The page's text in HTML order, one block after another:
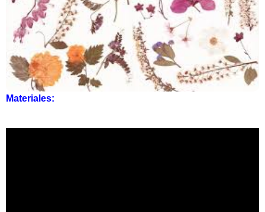
Materiales: